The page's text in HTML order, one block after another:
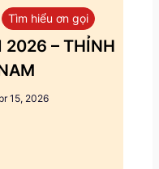
Tìm hiểu ơn gọi
2026 – THỈNH
15, 2026